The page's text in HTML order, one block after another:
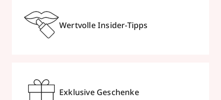
Wertvolle Insider-Tipps
Exklusive Geschenke